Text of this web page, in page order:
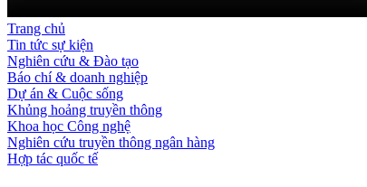
Trang chủ
Tin tức sự kiện
Nghiên cứu & Đào tạo
Báo chí & doanh nghiệp
Dự án & Cuộc sống
Khủng hoảng truyền thông
Khoa học Công nghệ
Nghiên cứu truyền thông ngân hàng
Hợp tác quốc tế